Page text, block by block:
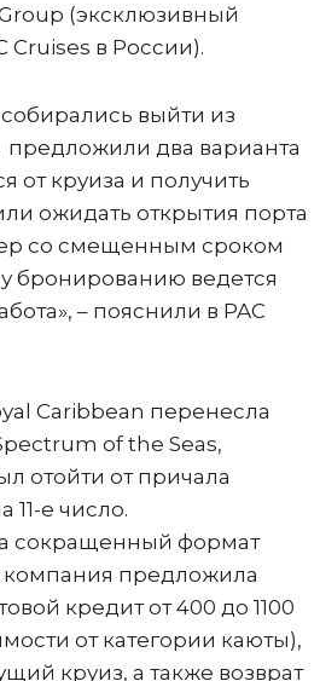
(эксклюзивный
Cruises в России).
выйти из
предложили два варианта
от круиза и получить
ожидать открытия порта
со смещенным сроком
бронированию ведется
– пояснили в PAC
Caribbean перенесла
of the Seas,
отойти от причала
11-е число.
сокращенный формат
компания предложила
кредит от 400 до 1100
от категории каюты),
круиз, а также возврат